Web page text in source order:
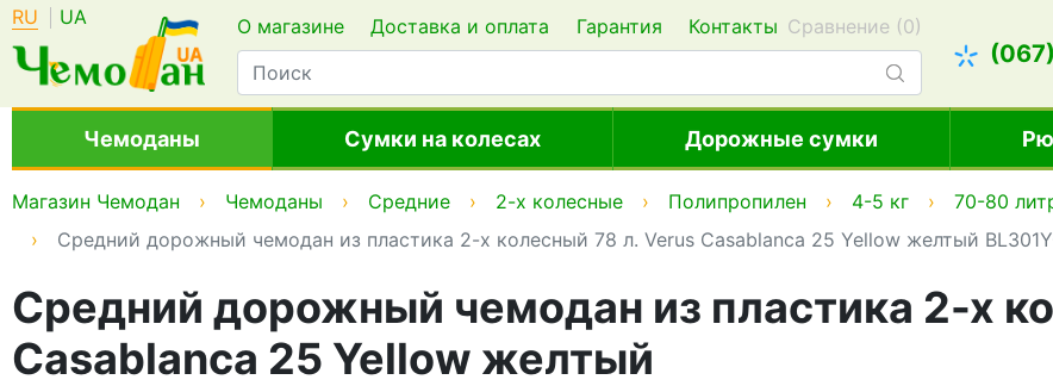
RU UA О магазине Доставка и оплата Гарантия Контакты Сравнение (0)
Чемоданы Сумки на колесах Дорожные сумки
Магазин Чемодан Чемоданы Средние 2-х колесные Полипропилен 4-5 кг 70-80
Средний дорожный чемодан из пластика 2-х колесный 78 л. Verus Casablanca 25 Yellow желтый
Средний дорожный чемодан из пластика 2-х
Casablanca 25 Yellow желтый